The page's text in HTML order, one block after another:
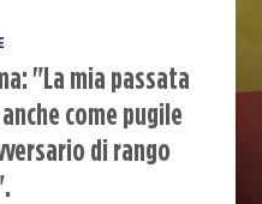
"La mia passata
come pugile
di rango